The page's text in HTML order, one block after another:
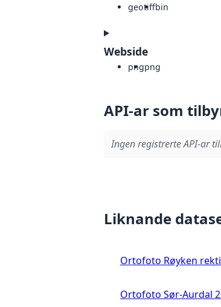
geotiffbin
Webside
pngpng
API-ar som
Ingen registrerte API-ar
Liknande
Ortofoto Røyken
Ortofoto Sør-Aurdal